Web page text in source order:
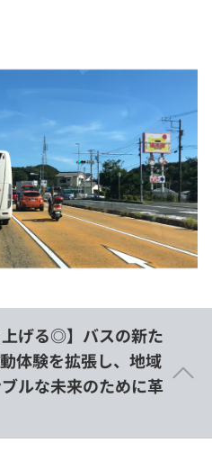
上げる◎】バスの新た
体験を拡張し、地域
ルな未来のために革